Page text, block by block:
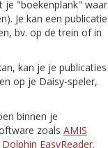
je "boekenplank" waar
Je kan een publicatie
bv. op de trein of in
kan je je publicaties
op je Daisy-speler,
binnen je
zoals AMIS
Dolphin EasyReader.